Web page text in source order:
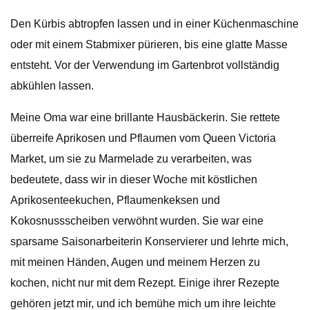
Den Kürbis abtropfen lassen und in einer Küchenmaschine
oder mit einem Stabmixer pürieren, bis eine glatte Masse
entsteht. Vor der Verwendung im Gartenbrot vollständig
abkühlen lassen.
Meine Oma war eine brillante Hausbäckerin. Sie rettete
überreife Aprikosen und Pflaumen vom Queen Victoria
Market, um sie zu Marmelade zu verarbeiten, was
bedeutete, dass wir in dieser Woche mit köstlichen
Aprikosenteekuchen, Pflaumenkeksen und
Kokosnussscheiben verwöhnt wurden. Sie war eine
sparsame Saisonarbeiterin Konservierer und lehrte mich,
mit meinen Händen, Augen und meinem Herzen zu
kochen, nicht nur mit dem Rezept. Einige ihrer Rezepte
gehören jetzt mir, und ich bemühe mich um ihre leichte